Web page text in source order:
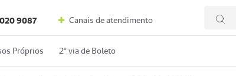
9087 Canais de atendimento
Próprios 2º via de Boleto